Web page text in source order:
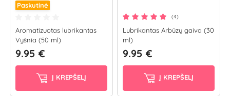
Paskutinė
Aromatizuotas lubrikantas
Vyšnia (50 ml)
9.95 €
Į KREPŠELĮ
(4)
Lubrikantas Arbūzų gaiva (30
ml)
9.95 €
Į KREPŠELĮ